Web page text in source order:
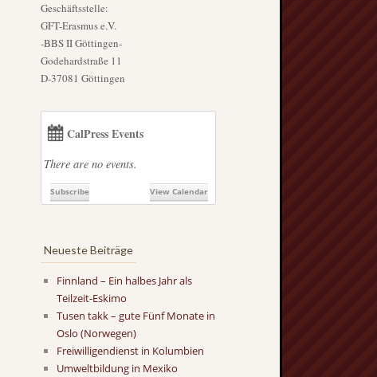
Geschäftsstelle:
GFT-Erasmus e.V.
-BBS II Göttingen-
Godehardstraße 11
D-37081 Göttingen
CalPress Events
There are no events.
Subscribe View Calendar
Neueste Beiträge
Finnland – Ein halbes Jahr als
Teilzeit-Eskimo
Tusen takk – gute Fünf Monate in
Oslo (Norwegen)
Freiwilligendienst in Kolumbien
Umweltbildung in Mexiko